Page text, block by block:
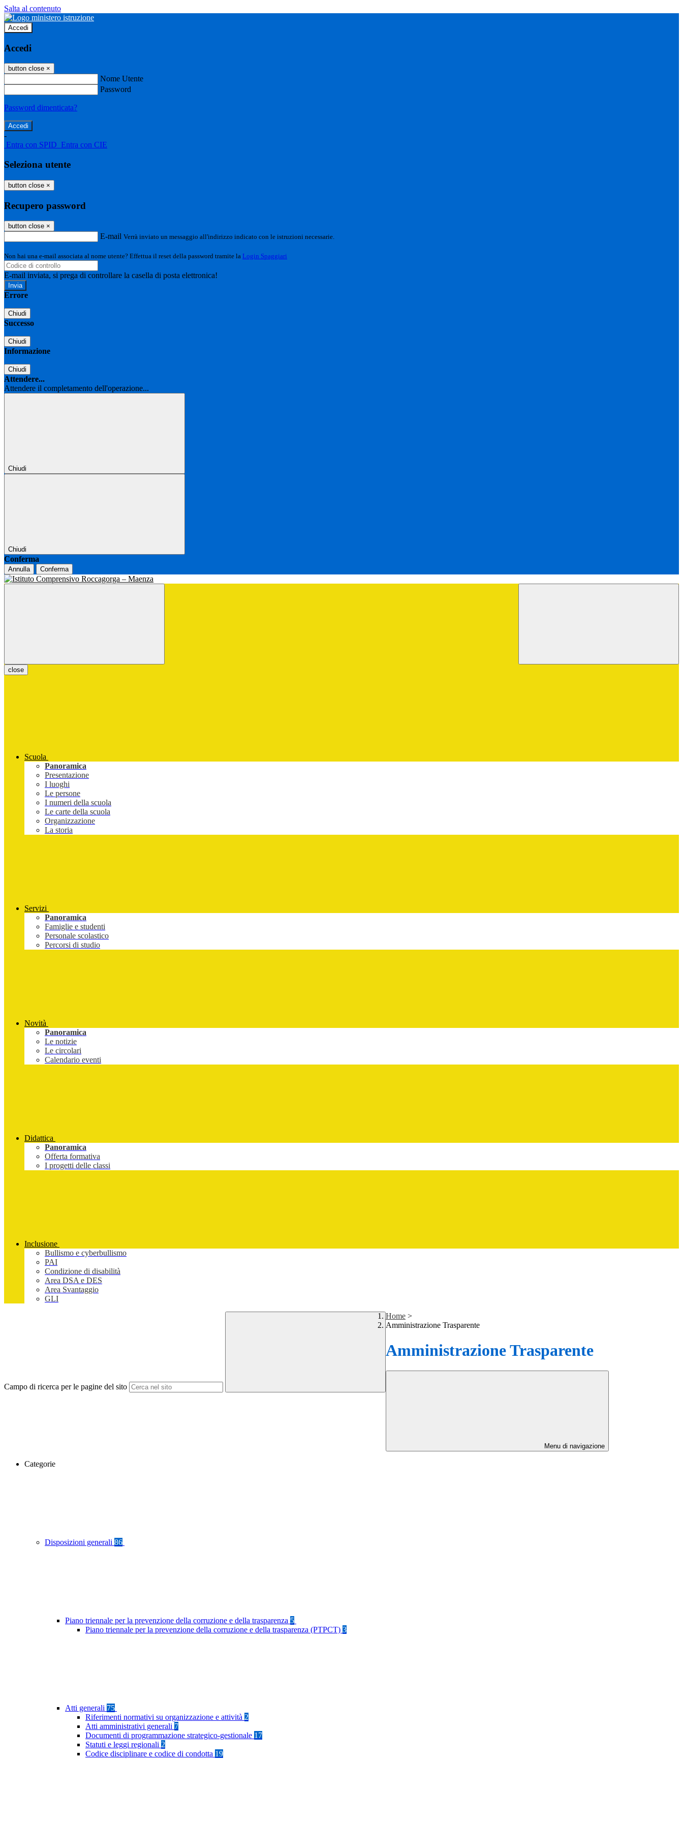
Salta al contenuto
Accedi
Accedi
button close ×
Nome Utente
Password
Password dimenticata?
-
Entra con SPID Entra con CIE
Seleziona utente
button close ×
Recupero password
button close ×
E-mail Verrà inviato un messaggio all'indirizzo indicato con le istruzioni necessarie.
Non hai una e-mail associata al nome utente? Effettua il reset della password tramite la Login Spaggiari
E-mail inviata, si prega di controllare la casella di posta elettronica!
Errore
Chiudi
Successo
Chiudi
Informazione
Chiudi
Attendere...
Attendere il completamento dell'operazione...
Chiudi
Chiudi
Conferma
Annulla Conferma
close
Scuola
Panoramica
Presentazione
I luoghi
Le persone
I numeri della scuola
Le carte della scuola
Organizzazione
La storia
Servizi
Panoramica
Famiglie e studenti
Personale scolastico
Percorsi di studio
Novità
Panoramica
Le notizie
Le circolari
Calendario eventi
Didattica
Panoramica
Offerta formativa
I progetti delle classi
Inclusione
Bullismo e cyberbullismo
PAI
Condizione di disabilità
Area DSA e DES
Area Svantaggio
GLI
Campo di ricerca per le pagine del sito
Home >
Amministrazione Trasparente
Amministrazione Trasparente
Menu di navigazione
Categorie
Disposizioni generali 86
Piano triennale per la prevenzione della corruzione e della trasparenza 5
Piano triennale per la prevenzione della corruzione e della trasparenza (PTPCT) 3
Atti generali 75
Riferimenti normativi su organizzazione e attività 2
Atti amministrativi generali 7
Documenti di programmazione strategico-gestionale 17
Statuti e leggi regionali 2
Codice disciplinare e codice di condotta 19